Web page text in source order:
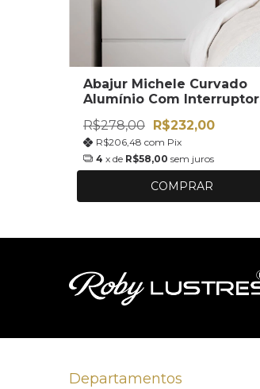
Abajur Michele Curvado
Alumínio Com Interruptor
Soquete G9 Bivolt
R$278,00 R$232,00
R$206,48 com Pix
4 x de R$58,00 sem juros
COMPRAR
Departamentos